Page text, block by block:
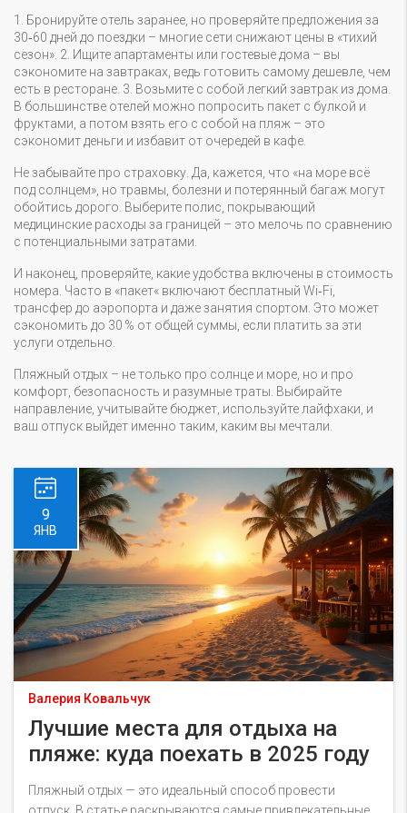
1. Бронируйте отель заранее, но проверяйте предложения за
30‑60 дней до поездки – многие сети снижают цены в «тихий
сезон». 2. Ищите апартаменты или гостевые дома – вы
сэкономите на завтраках, ведь готовить самому дешевле, чем
есть в ресторане. 3. Возьмите с собой легкий завтрак из дома.
В большинстве отелей можно попросить пакет с булкой и
фруктами, а потом взять его с собой на пляж – это
сэкономит деньги и избавит от очередей в кафе.
Не забывайте про страховку. Да, кажется, что «на море всё
под солнцем», но травмы, болезни и потерянный багаж могут
обойтись дорого. Выберите полис, покрывающий
медицинские расходы за границей – это мелочь по сравнению
с потенциальными затратами.
И наконец, проверяйте, какие удобства включены в стоимость
номера. Часто в «пакет« включают бесплатный Wi‑Fi,
трансфер до аэропорта и даже занятия спортом. Это может
сэкономить до 30 % от общей суммы, если платить за эти
услуги отдельно.
Пляжный отдых – не только про солнце и море, но и про
комфорт, безопасность и разумные траты. Выбирайте
направление, учитывайте бюджет, используйте лайфхаки, и
ваш отпуск выйдет именно таким, каким вы мечтали.
9
ЯНВ
Валерия Ковальчук
Лучшие места для отдыха на
пляже: куда поехать в 2025 году
Пляжный отдых — это идеальный способ провести